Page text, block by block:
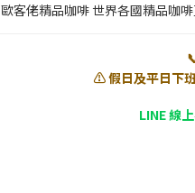
歐客佬精品咖啡 世界各國精品咖
⚠️ 假日及平日下
LINE 線